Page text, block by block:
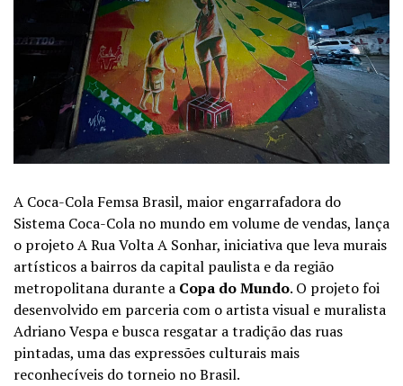
A Coca-Cola Femsa Brasil, maior engarrafadora do
Sistema Coca-Cola no mundo em volume de vendas, lança
o projeto A Rua Volta A Sonhar, iniciativa que leva murais
artísticos a bairros da capital paulista e da região
metropolitana durante a Copa do Mundo. O projeto foi
desenvolvido em parceria com o artista visual e muralista
Adriano Vespa e busca resgatar a tradição das ruas
pintadas, uma das expressões culturais mais
reconhecíveis do torneio no Brasil.